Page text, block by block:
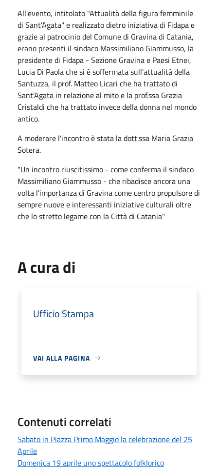
All'evento, intitolato "Attualità della figura femminile
di Sant'Agata" e realizzato dietro iniziativa di Fidapa e
grazie al patrocinio del Comune di Gravina di Catania,
erano presenti il sindaco Massimiliano Giammusso, la
presidente di Fidapa - Sezione Gravina e Paesi Etnei,
Lucia Di Paola che si è soffermata sull'attualità della
Santuzza, il prof. Matteo Licari che ha trattato di
Sant'Agata in relazione al mito e la prof.ssa Grazia
Cristaldi che ha trattato invece della donna nel mondo
antico.
A moderare l'incontro è stata la dott.ssa Maria Grazia
Sotera.
"Un incontro riuscitissimo - come conferma il sindaco
Massimiliano Giammusso - che ribadisce ancora una
volta l'importanza di Gravina come centro propulsore di
sempre nuove e interessanti iniziative culturali oltre
che lo stretto legame con la Città di Catania"
A cura di
Ufficio Stampa
VAI ALLA PAGINA
Contenuti correlati
Sabato in Piazza Primo Maggio la celebrazione del 25
Aprile
Domenica 19 aprile uno spettacolo folklorico